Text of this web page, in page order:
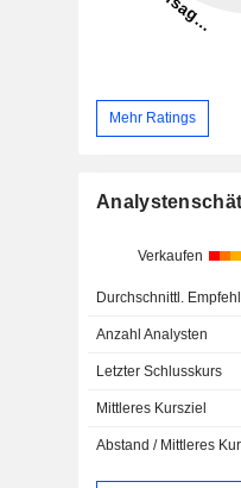
Mehr Ratings
Verkaufen
Durchschnittl.
Anzahl Analysten
Letzter Schlusskurs
Mittleres Kursziel
Abstand / Mittleres